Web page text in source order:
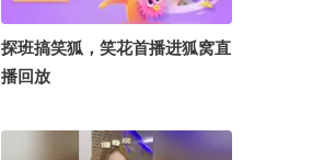
探班搞笑狐，笑花首播进狐窝直
播回放